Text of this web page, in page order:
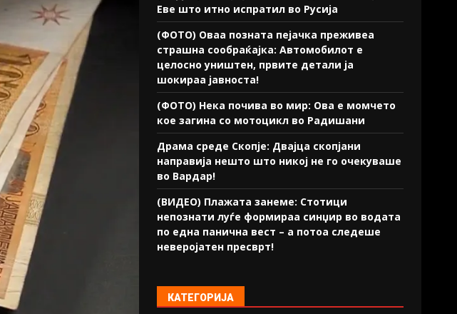
Еве што итно испратил во Русија
(ФОТО) Оваа позната пејачка преживеа
страшна сообраќајка: Автомобилот е
целосно уништен, првите детали ја
шокираа јавноста!
(ФОТО) Нека почива во мир: Ова е момчето
кое загина со мотоцикл во Радишани
Драма среде Скопје: Двајца скопјани
направија нешто што никој не го очекуваше
во Вардар!
(ВИДЕО) Плажата занеме: Стотици
непознати луѓе формираа синџир во водата
по една панична вест – а потоа следеше
неверојатен пресврт!
КАТЕГОРИЈА